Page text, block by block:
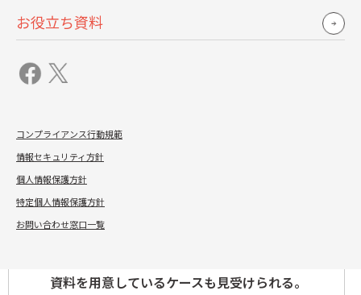
お役立ち資料
コンプライアンス行動規範
情報セキュリティ方針
個人情報保護方針
特定個人情報保護方針
お問い合わせ窓口一覧
視覚での情報収集が難しい。対面で何気な
ノンバーバルのコミュニケーション能力
（表情・身振り手振りや口調・抑揚・強弱
など）が掴みにくい。
本音を引き出しにくい。コミュニケーショ
資料を用意しているケースも見受けられる。